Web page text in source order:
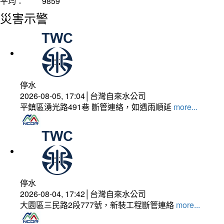
災害示警
停水
2026-08-05, 17:04│台灣自來水公司
平鎮區湧光路491巷 斷管連絡，如遇雨順延 more...
停水
2026-08-04, 17:42│台灣自來水公司
大園區三民路2段777號，新裝工程斷管連絡 more...